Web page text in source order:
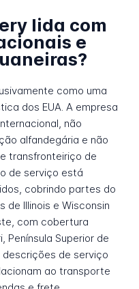
lida com
e
como uma
dos EUA. A empresa
não
alfandegária e não
transfronteiriço de
de serviço está
cobrindo partes do
de Illinois e Wisconsin
com cobertura
Península Superior de
descrições de serviço
ao transporte